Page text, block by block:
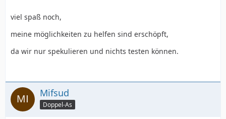
viel spaß noch,
meine möglichkeiten zu helfen sind erschöpft,
da wir nur spekulieren und nichts testen können.
Mifsud
Doppel-As